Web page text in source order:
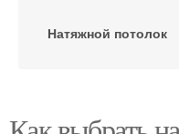
Натяжной потолок